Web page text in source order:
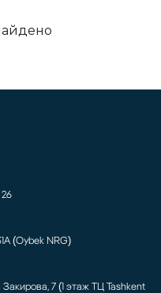
(Oybek NRG)
7 (1 этаж ТЦ Tashkent